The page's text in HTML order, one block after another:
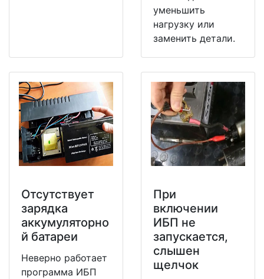
уменьшить
нагрузку или
заменить детали.
Отсутствует
зарядка
аккумуляторно
й батареи
Неверно работает
программа ИБП
При
включении
ИБП не
запускается,
слышен
щелчок